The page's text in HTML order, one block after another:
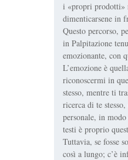
i «propri prodotti»
dimenticarsene in
Questo percorso,
in Palpitazione
emozionante, con
L’emozione è
riconoscermi in
stesso, mentre ti
ricerca di te
personale, in
testi è proprio
Tuttavia, se fosse
così a lungo; c’è